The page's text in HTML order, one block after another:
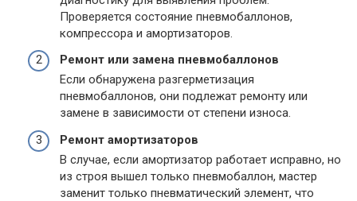
Проверяется состояние пневмобаллонов,
компрессора и амортизаторов.
Ремонт или замена пневмобаллонов
Если обнаружена разгерметизация
пневмобаллонов, они подлежат ремонту или
замене в зависимости от степени износа.
Ремонт амортизаторов
В случае, если амортизатор работает исправно, но
из строя вышел только пневмобаллон, мастер
заменит только пневматический элемент, что